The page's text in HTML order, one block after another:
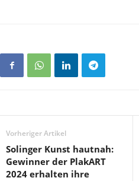
Vorheriger Artikel
Solinger Kunst hautnah:
Gewinner der PlakART
2024 erhalten ihre